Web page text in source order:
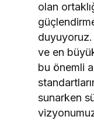
olan
duyuyoruz.
ve en
bu önemli
sunarken